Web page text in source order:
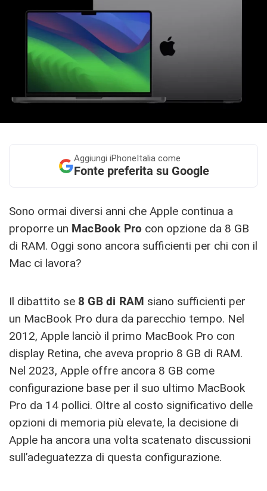
Aggiungi iPhoneItalia come
Fonte preferita su Google
Sono ormai diversi anni che Apple continua a
proporre un MacBook Pro con opzione da 8 GB
di RAM. Oggi sono ancora sufficienti per chi con il
Mac ci lavora?
Il dibattito se 8 GB di RAM siano sufficienti per
un MacBook Pro dura da parecchio tempo. Nel
2012, Apple lanciò il primo MacBook Pro con
display Retina, che aveva proprio 8 GB di RAM.
Nel 2023, Apple offre ancora 8 GB come
configurazione base per il suo ultimo MacBook
Pro da 14 pollici. Oltre al costo significativo delle
opzioni di memoria più elevate, la decisione di
Apple ha ancora una volta scatenato discussioni
sull’adeguatezza di questa configurazione.